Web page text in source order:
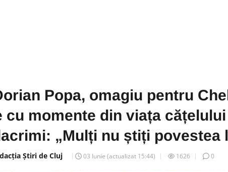
Popa, omagiu pentru
cu momente din viața
„Mulți nu știți povestea
Știri de Cluj 03 Iunie (actualizat 15:44) 1626 0